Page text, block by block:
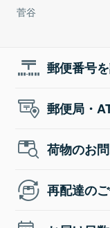
菅谷
郵便番号
郵便局・
荷物のお
再配達の